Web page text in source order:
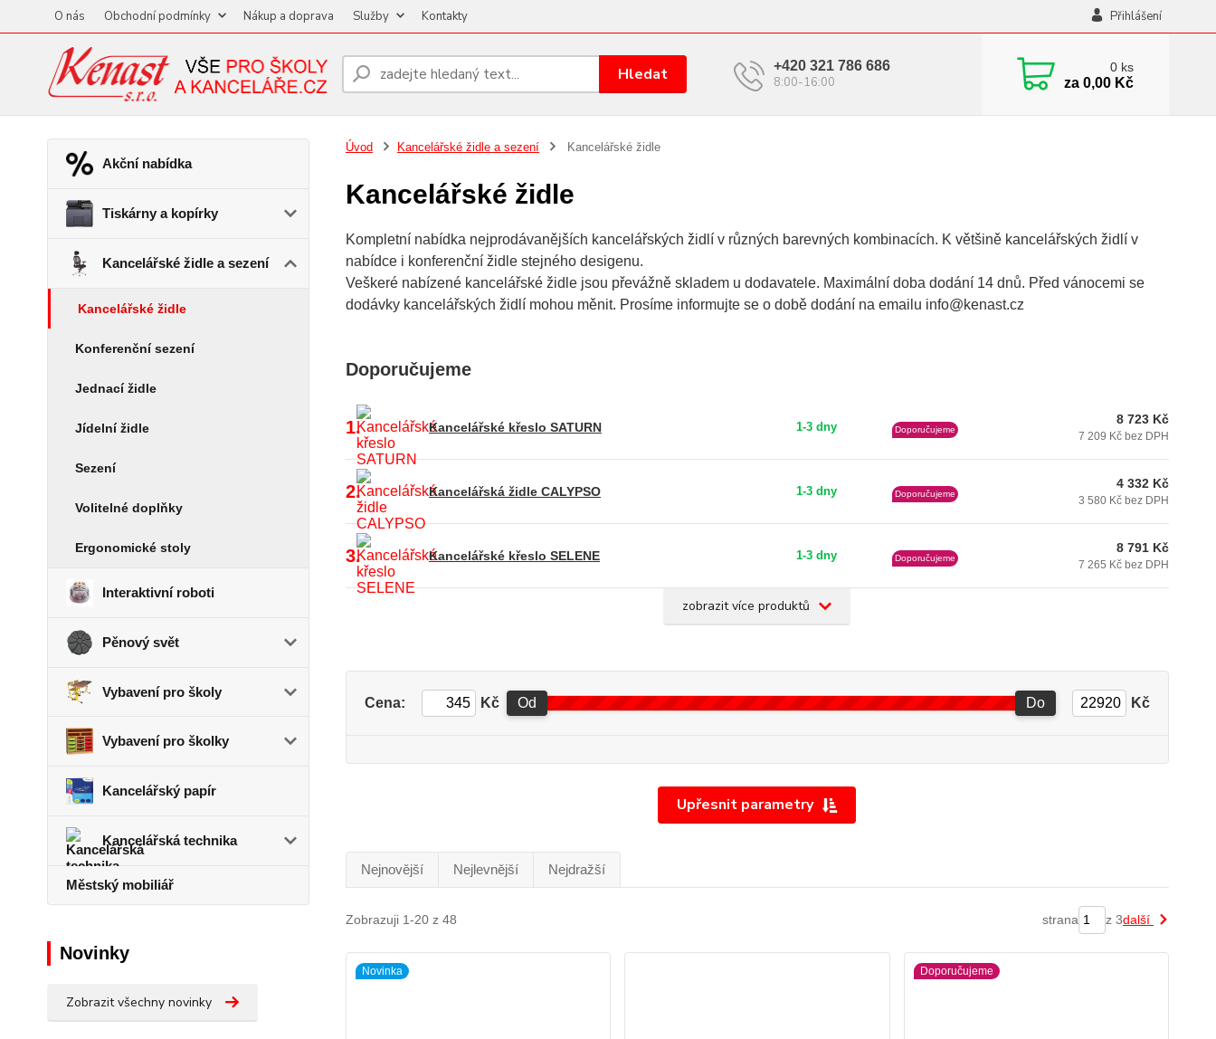
O nás Obchodní podmínky Nákup a doprava Služby Kontakty Přihlášení
Hledat +420 321 786 686
8:00-16:00
0 ks
za 0,00 Kč
Akční nabídka
Tiskárny a kopírky
Kancelářské židle a sezení
Kancelářské židle
Konferenční sezení
Jednací židle
Jídelní židle
Sezení
Volitelné doplňky
Ergonomické stoly
Interaktivní roboti
Pěnový svět
Vybavení pro školy
Vybavení pro školky
Kancelářský papír
Kancelářská technika
Městský mobiliář
Novinky
Zobrazit všechny novinky
Úvod Kancelářské židle a sezení Kancelářské židle
Kancelářské židle
Kompletní nabídka nejprodávanějších kancelářských židlí v různých barevných kombinacích. K většině kancelářských židlí v
nabídce i konferenční židle stejného desigenu.
Veškeré nabízené kancelářské židle jsou převážně skladem u dodavatele. Maximální doba dodání 14 dnů. Před vánocemi se
dodávky kancelářských židlí mohou měnit. Prosíme informujte se o době dodání na emailu info@kenast.cz
Doporučujeme
1. Kancelářské křeslo SATURN 1-3 dny Doporučujeme
8 723 Kč
7 209 Kč bez DPH
2. Kancelářská židle CALYPSO 1-3 dny Doporučujeme
4 332 Kč
3 580 Kč bez DPH
3. Kancelářské křeslo SELENE 1-3 dny Doporučujeme
8 791 Kč
7 265 Kč bez DPH
zobrazit více produktů
Upřesnit parametry
Cena: Kč Od Do Kč
Nejnovější Nejlevnější Nejdražší
Zobrazuji 1-20 z 48 strana z 3další
Novinka Doporučujeme